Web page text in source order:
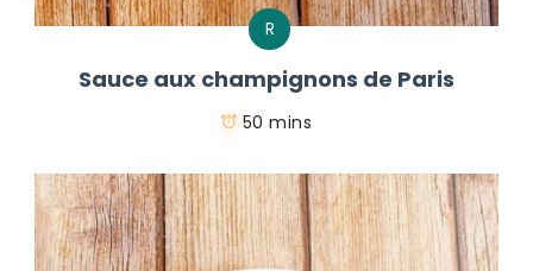
R
Sauce aux champignons de Paris
50 mins